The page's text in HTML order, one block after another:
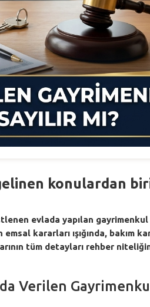
konulardan
evlada yapılan
kararları ışığında, bakım
tüm detayları rehber
Verilen